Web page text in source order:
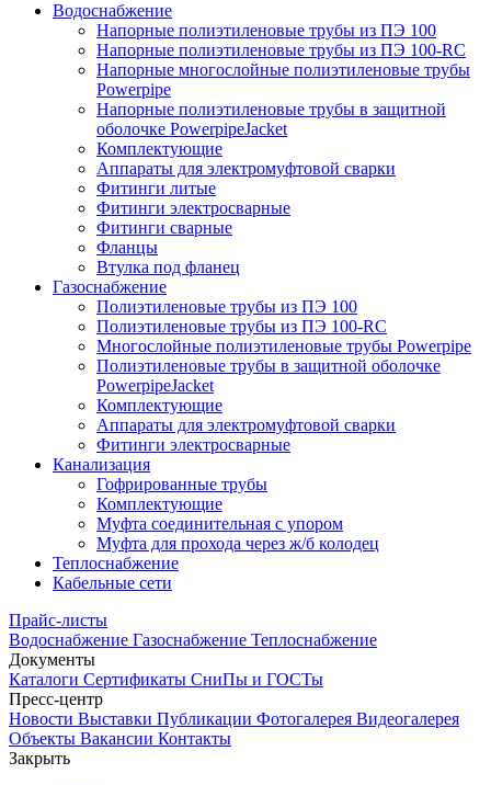
Водоснабжение
Напорные полиэтиленовые трубы из ПЭ 100
Напорные полиэтиленовые трубы из ПЭ 100-RC
Напорные многослойные полиэтиленовые трубы
Powerpipe
Напорные полиэтиленовые трубы в защитной
оболочке PowerpipeJacket
Комплектующие
Аппараты для электромуфтовой сварки
Фитинги литые
Фитинги электросварные
Фитинги сварные
Фланцы
Втулка под фланец
Газоснабжение
Полиэтиленовые трубы из ПЭ 100
Полиэтиленовые трубы из ПЭ 100-RC
Многослойные полиэтиленовые трубы Powerpipe
Полиэтиленовые трубы в защитной оболочке
PowerpipeJacket
Комплектующие
Аппараты для электромуфтовой сварки
Фитинги электросварные
Канализация
Гофрированные трубы
Комплектующие
Муфта соединительная с упором
Муфта для прохода через ж/б колодец
Теплоснабжение
Кабельные сети
Прайс-листы
Водоснабжение Газоснабжение Теплоснабжение
Документы
Каталоги Сертификаты СниПы и ГОСТы
Пресс-центр
Новости Выставки Публикации Фотогалерея Видеогалерея
Объекты Вакансии Контакты
Закрыть